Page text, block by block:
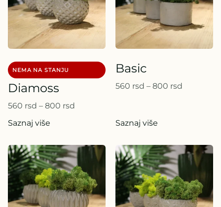
Diamoss
560 rsd – 800 rsd
Saznaj više
Basic
560 rsd – 800 rsd
Saznaj više